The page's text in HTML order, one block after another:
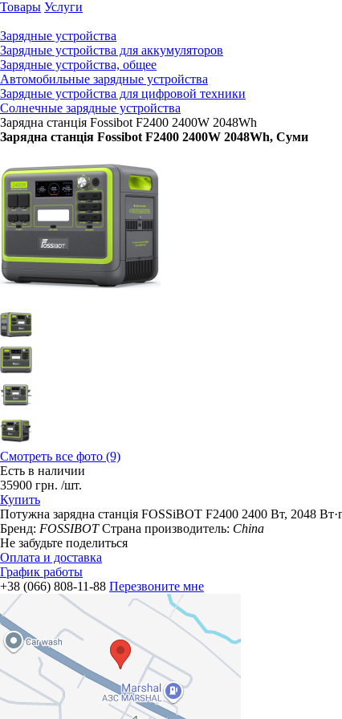
Товары Услуги
Зарядные устройства
Зарядные устройства для аккумуляторов
Зарядные устройства, общее
Автомобильные зарядные устройства
Зарядные устройства для цифровой техники
Солнечные зарядные устройства
Зарядна станція Fossibot F2400 2400W 2048Wh
Зарядна станція Fossibot F2400 2400W 2048Wh, Суми
Смотреть все фото (9)
Есть в наличии
35900 грн. /шт.
Купить
Потужна зарядна станція FOSSiBOT F2400 2400 Вт, 2048
Бренд: FOSSIBOT Страна производитель: China
Не забудьте поделиться
Оплата и доставка
График работы
+38 (066) 808-11-88 Перезвоните мне